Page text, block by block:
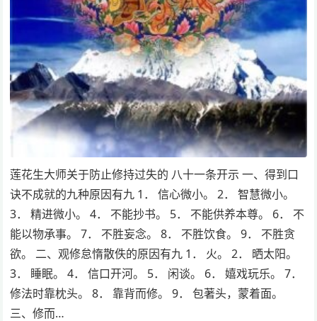
莲花生大师关于防止修持过失的 八十一条开示 一、得到口
诀不成就的九种原因有九 1． 信心微小。 2． 智慧微小。
3． 精进微小。 4． 不能抄书。 5． 不能供养本尊。 6． 不
能以物承事。 7． 不胜妄念。 8． 不胜饮食。 9． 不胜贪
欲。 二、观修怠惰散佚的原因有九 1． 火。 2． 晒太阳。
3． 睡眠。 4． 信口开河。 5． 闲谈。 6． 嬉戏玩乐。 7．
修法时靠枕头。 8． 靠背而修。 9． 包著头，蒙着面。
三、修而…